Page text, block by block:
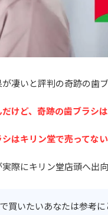
凄いと評判の奇跡の歯ブ
けど、奇跡の歯ブラシ
はキリン堂で売ってない
際にキリン堂店頭へ出
買いたいあなたは参考